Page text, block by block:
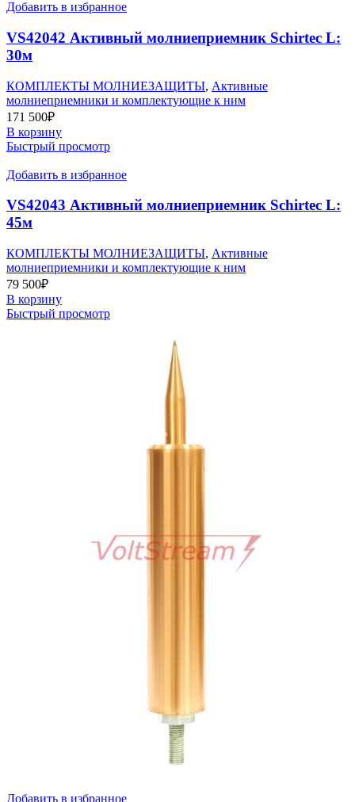
Добавить в избранное
VS42042 Активный молниеприемник Schirtec L:
30м
КОМПЛЕКТЫ МОЛНИЕЗАЩИТЫ, Активные
молниеприемники и комплектующие к ним
171 500₽
В корзину
Быстрый просмотр
Добавить в избранное
VS42043 Активный молниеприемник Schirtec L:
45м
КОМПЛЕКТЫ МОЛНИЕЗАЩИТЫ, Активные
молниеприемники и комплектующие к ним
79 500₽
В корзину
Быстрый просмотр
Добавить в избранное